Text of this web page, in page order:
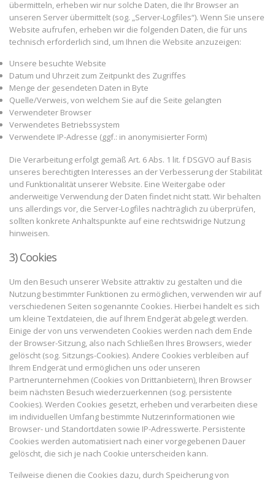
übermitteln, erheben wir nur solche Daten, die Ihr Browser an
unseren Server übermittelt (sog. „Server-Logfiles“). Wenn Sie unsere
Website aufrufen, erheben wir die folgenden Daten, die für uns
technisch erforderlich sind, um Ihnen die Website anzuzeigen:
Unsere besuchte Website
Datum und Uhrzeit zum Zeitpunkt des Zugriffes
Menge der gesendeten Daten in Byte
Quelle/Verweis, von welchem Sie auf die Seite gelangten
Verwendeter Browser
Verwendetes Betriebssystem
Verwendete IP-Adresse (ggf.: in anonymisierter Form)
Die Verarbeitung erfolgt gemäß Art. 6 Abs. 1 lit. f DSGVO auf Basis
unseres berechtigten Interesses an der Verbesserung der Stabilität
und Funktionalität unserer Website. Eine Weitergabe oder
anderweitige Verwendung der Daten findet nicht statt. Wir behalten
uns allerdings vor, die Server-Logfiles nachträglich zu überprüfen,
sollten konkrete Anhaltspunkte auf eine rechtswidrige Nutzung
hinweisen.
3) Cookies
Um den Besuch unserer Website attraktiv zu gestalten und die
Nutzung bestimmter Funktionen zu ermöglichen, verwenden wir auf
verschiedenen Seiten sogenannte Cookies. Hierbei handelt es sich
um kleine Textdateien, die auf Ihrem Endgerät abgelegt werden.
Einige der von uns verwendeten Cookies werden nach dem Ende
der Browser-Sitzung, also nach Schließen Ihres Browsers, wieder
gelöscht (sog. Sitzungs-Cookies). Andere Cookies verbleiben auf
Ihrem Endgerät und ermöglichen uns oder unseren
Partnerunternehmen (Cookies von Drittanbietern), Ihren Browser
beim nächsten Besuch wiederzuerkennen (sog. persistente
Cookies). Werden Cookies gesetzt, erheben und verarbeiten diese
im individuellen Umfang bestimmte Nutzerinformationen wie
Browser- und Standortdaten sowie IP-Adresswerte. Persistente
Cookies werden automatisiert nach einer vorgegebenen Dauer
gelöscht, die sich je nach Cookie unterscheiden kann.
Teilweise dienen die Cookies dazu, durch Speicherung von